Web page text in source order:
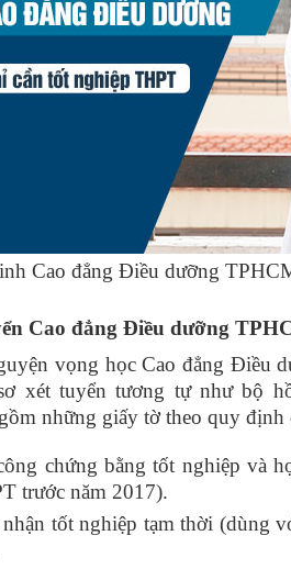
Cao đẳng Điều dưỡng
Cao đẳng Điều dưỡng
vọng học Cao đẳng Điều
xét tuyển tương tự như bộ
những giấy tờ theo quy định
chứng bằng tốt nghiệp và
trước năm 2017).
tốt nghiệp tạm thời (dùng